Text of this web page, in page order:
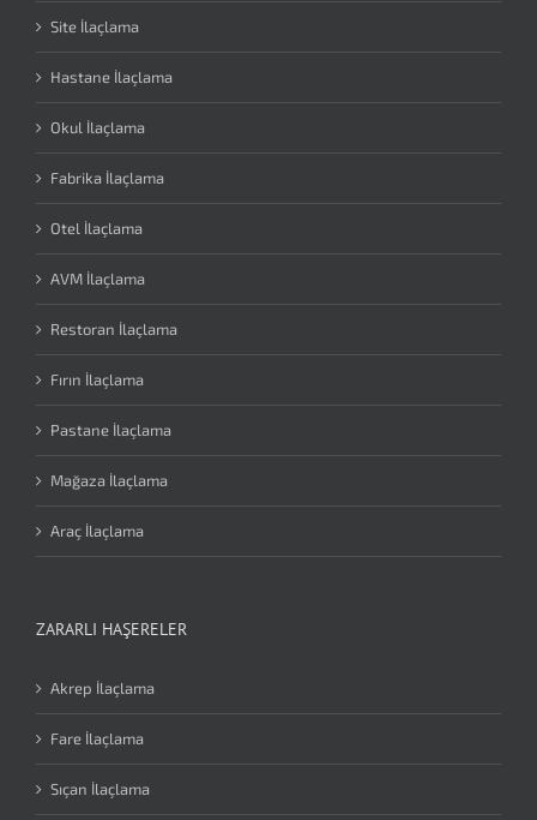
Site İlaçlama
Hastane İlaçlama
Okul İlaçlama
Fabrika İlaçlama
Otel İlaçlama
AVM İlaçlama
Restoran İlaçlama
Fırın İlaçlama
Pastane İlaçlama
Mağaza İlaçlama
Araç İlaçlama
ZARARLI HAŞERELER
Akrep İlaçlama
Fare İlaçlama
Sıçan İlaçlama